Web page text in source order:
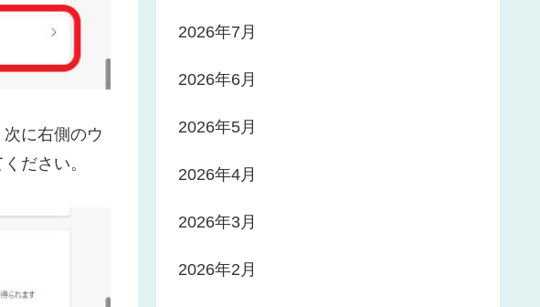
に右側のウ
ださい。
2026年7月
2026年6月
2026年5月
2026年4月
2026年3月
2026年2月